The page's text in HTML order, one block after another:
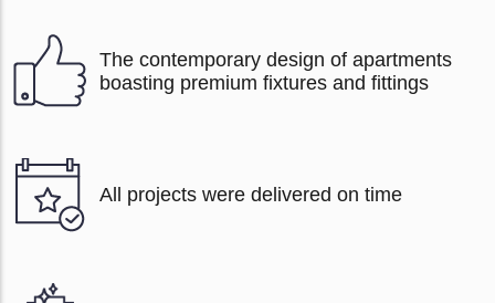
The contemporary design of apartments
boasting premium fixtures and fittings
All projects were delivered on time